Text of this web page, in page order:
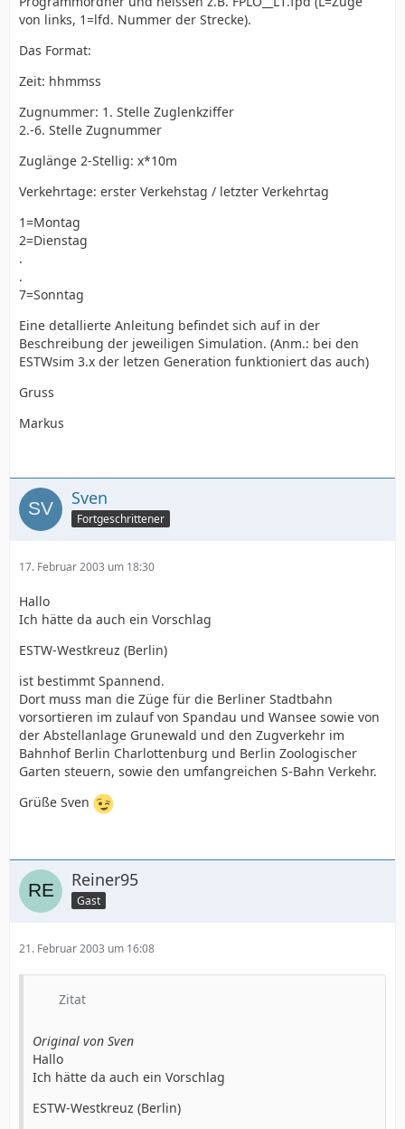
von links, 1=lfd. Nummer der Strecke).
Das Format:
Zeit: hhmmss
Zugnummer: 1. Stelle Zuglenkziffer
2.-6. Stelle Zugnummer
Zuglänge 2-Stellig: x*10m
Verkehrtage: erster Verkehstag / letzter Verkehrtag
1=Montag
2=Dienstag
.
.
7=Sonntag
Eine detallierte Anleitung befindet sich auf in der
Beschreibung der jeweiligen Simulation. (Anm.: bei den
ESTWsim 3.x der letzen Generation funktioniert das auch)
Gruss
Markus
Sven
Fortgeschrittener
17. Februar 2003 um 18:30
Hallo
Ich hätte da auch ein Vorschlag
ESTW-Westkreuz (Berlin)
ist bestimmt Spannend.
Dort muss man die Züge für die Berliner Stadtbahn
vorsortieren im zulauf von Spandau und Wansee sowie von
der Abstellanlage Grunewald und den Zugverkehr im
Bahnhof Berlin Charlottenburg und Berlin Zoologischer
Garten steuern, sowie den umfangreichen S-Bahn Verkehr.
Grüße Sven
Reiner95
Gast
21. Februar 2003 um 16:08
Zitat
Original von Sven
Hallo
Ich hätte da auch ein Vorschlag
ESTW-Westkreuz (Berlin)